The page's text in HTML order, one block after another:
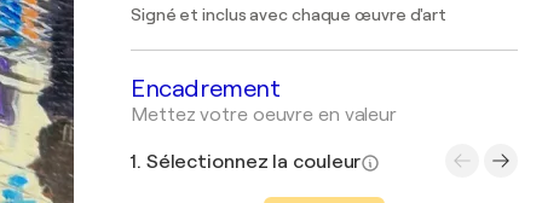
Signé et inclus avec chaque œuvre d'art
Encadrement
Mettez votre oeuvre en valeur
1. Sélectionnez la couleur